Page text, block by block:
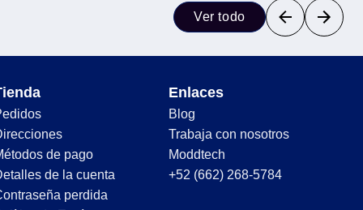
Ver todo
de pago
de la cuenta
perdida
Enlaces
Blog
Trabaja con nosotros
Moddtech
+52 (662) 268-5784